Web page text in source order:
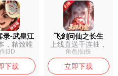
录-武皇江
攻版
，精致唯
戏画面...
|3D
下载
飞剑问仙之长生
上线直送千连抽，
极品仙灵随心...
角色|仙侠
立即下载